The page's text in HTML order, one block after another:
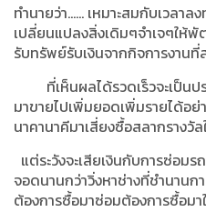
ทำนายว่า...... เหมาะสมกับเวลาล
เปลี่ยนแปลงสิ่งเดิมๆจำเจๆให้
รับทรัพย์รับเงินจากกิจการงานที่
ที่เห็นผลได้รวดเร็วจะเป็
มาขายไปเพิ่มยอดเพิ่มรายได้อย่
นาคานาคีมาเสี่ยงซื้อสลากรางวั
แต่ระวังจะเสียเงินกับการซ่อม
จอดนานกว่าวิ่งหาช่างที่ชำนานก
ต้องการซื้อมาซ่อมต้องการซื้อมา